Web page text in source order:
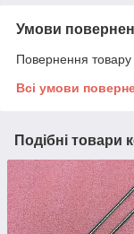
Умови
Повернення
Всі умови
Подібні товари